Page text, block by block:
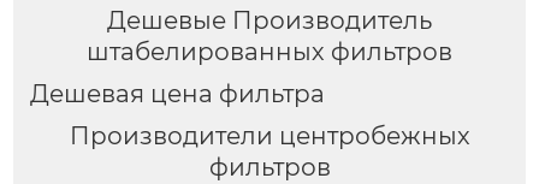
Дешевые Производитель
штабелированных фильтров
Дешевая цена фильтра
Производители центробежных
фильтров